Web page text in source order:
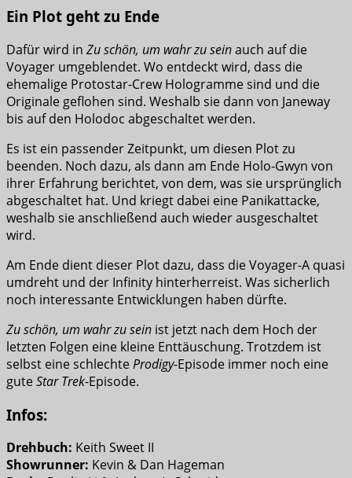
Ein Plot geht zu Ende
Dafür wird in Zu schön, um wahr zu seinauch auf die
Voyager umgeblendet. Wo entdeckt wird, dass die
ehemalige Protostar-Crew Hologramme sind und die
Originale geflohen sind. Weshalb sie dann von Janeway
bis auf den Holodoc abgeschaltet werden.
Es ist ein passender Zeitpunkt, um diesen Plot zu
beenden. Noch dazu, als dann am Ende Holo-Gwyn von
ihrer Erfahrung berichtet, von dem, was sie ursprünglich
abgeschaltet hat. Und kriegt dabei eine Panikattacke,
weshalb sie anschließend auch wieder ausgeschaltet
wird.
Am Ende dient dieser Plot dazu, dass die Voyager-A quasi
umdreht und der Infinity hinterherreist. Was sicherlich
noch interessante Entwicklungen haben dürfte.
Zu schön, um wahr zu sein ist jetzt nach dem Hoch der
letzten Folgen eine kleine Enttäuschung. Trotzdem ist
selbst eine schlechteProdigy-Episode immer noch eine
guteStar Trek-Episode.
Infos:
Drehbuch: Keith Sweet II
Showrunner: Kevin & Dan Hageman